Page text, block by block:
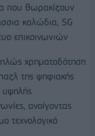
που θωρακίζουν
καλώδια, 5G
επικοινωνιών
χρηματοδότηση
της ψηφιακής
υψηλής
ανοίγοντας
τεχνολογικό